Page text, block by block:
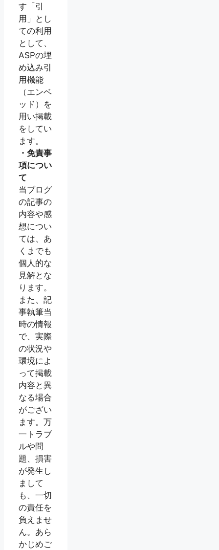
す「引
用」とし
ての利用
として、
ASPの埋
め込み引
用機能
（エンベ
ッド）を
用い掲載
をしてい
ます。
・免責事
項につい
て
当ブログ
の記事の
内容や感
想につい
ては、あ
くまでも
個人的な
見解とな
ります。
また、記
事執筆当
時の情報
で、実際
の状況や
環境によ
って掲載
内容と異
なる場合
がござい
ます。万
一トラブ
ルや問
題、損害
が発生し
まして
も、一切
の責任を
負えませ
ん。あら
かじめご